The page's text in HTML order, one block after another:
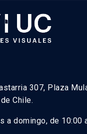
307, Plaza
Chile.
a domingo, de 10:00